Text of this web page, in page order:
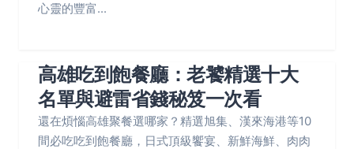
心靈的豐富...
高雄吃到飽餐廳：老饕精選十大
名單與避雷省錢秘笈一次看
還在煩惱高雄聚餐選哪家？精選旭集、漢來海港等10
間必吃吃到飽餐廳，日式頂級饗宴、新鮮海鮮、肉肉